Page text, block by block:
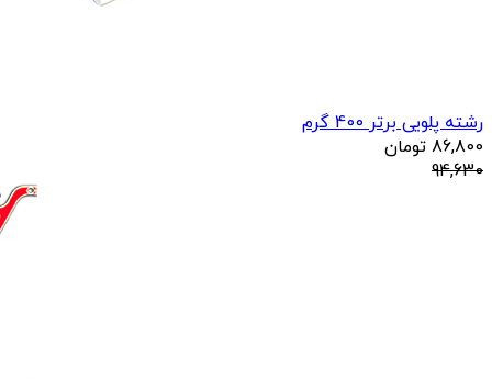
رشته پلویی برتر 400 گرم
86,800 تومان
94,630